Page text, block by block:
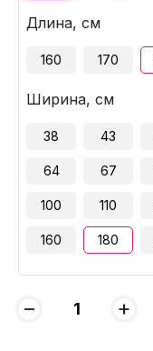
Длина, см
160 170
Ширина, см
38 43
64 67
100 110
160 180
− +